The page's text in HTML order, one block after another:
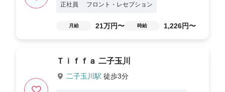
正社員 フロント・レセプション
月給 21万円〜 時給 1,226円〜
Ｔｉｆｆａ 二子玉川
二子玉川駅 徒歩3分